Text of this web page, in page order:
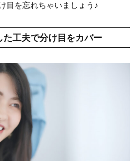
目を忘れちゃいましょう♪
た工夫で分け目をカバー